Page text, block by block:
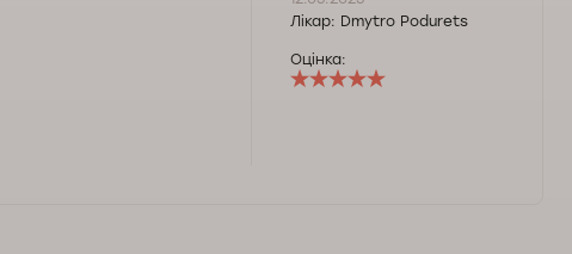
Лікар: Dmytro Podurets
Оцінка: